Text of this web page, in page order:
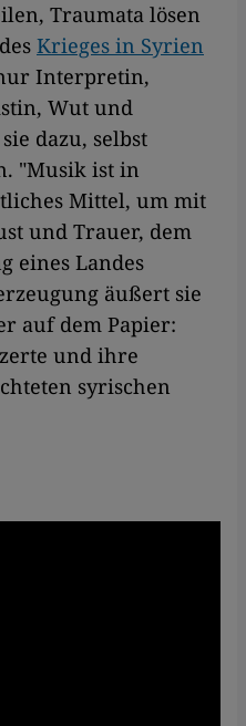
Traumata lösen
Krieges in Syrien
Interpretin,
Wut und
dazu, selbst
"Musik ist in
Mittel, um mit
und Trauer, dem
eines Landes
äußert sie
auf dem Papier:
und ihre
syrischen